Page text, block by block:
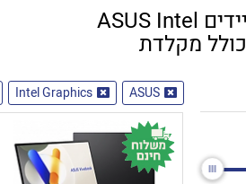
מחשבים ניידים ASUS Intel
Graphics כולל מקלדת
ASUS
Intel Graphics